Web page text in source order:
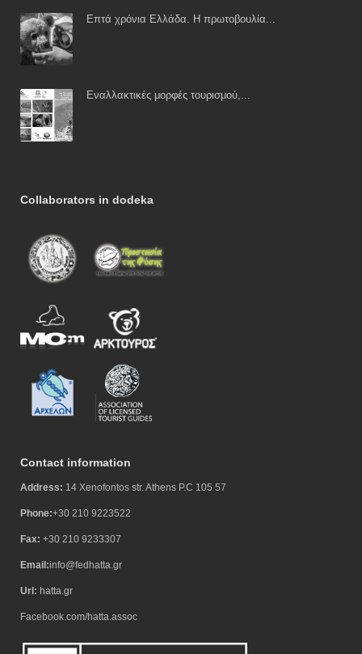
Επτά χρόνια Ελλάδα. Η πρωτοβουλία...
Εναλλακτικές μορφές τουρισμού,...
Collaborators in dodeka
Contact information
Address: 14 Xenofontos str. Athens P.C 105 57
Phone:+30 210 9223522
Fax: +30 210 9233307
Email:info@fedhatta.gr
Url: hatta.gr
Facebook.com/hatta.assoc